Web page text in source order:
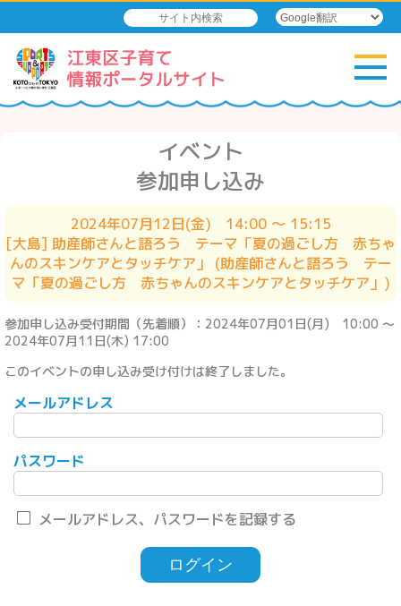
イベント
参加申し込み
2024年07月12日(金) 14:00 ～ 15:15
[大島] 助産師さんと語ろう テーマ「夏の過ごし方 赤ちゃ
んのスキンケアとタッチケア」 (助産師さんと語ろう テー
マ「夏の過ごし方 赤ちゃんのスキンケアとタッチケア」)
参加申し込み受付期間（先着順）：2024年07月01日(月) 10:00 ～
2024年07月11日(木) 17:00
このイベントの申し込み受け付けは終了しました。
メールアドレス
パスワード
メールアドレス、パスワードを記録する